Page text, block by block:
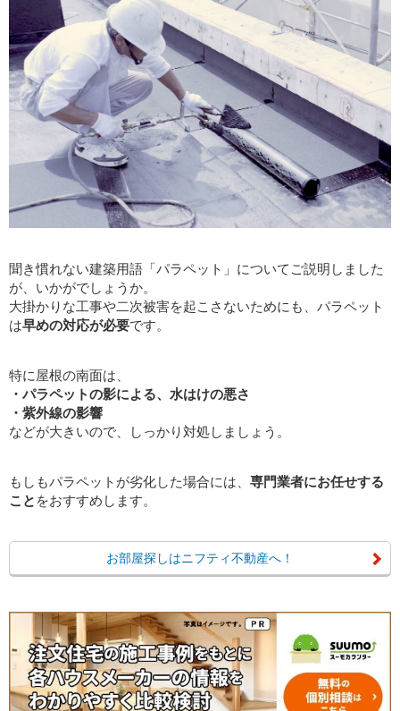
聞き慣れない建築用語「パラペット」についてご説明しました
が、いかがでしょうか。
大掛かりな工事や二次被害を起こさないためにも、パラペット
は早めの対応が必要です。
特に屋根の南面は、
・パラペットの影による、水はけの悪さ
・紫外線の影響
などが大きいので、しっかり対処しましょう。
もしもパラペットが劣化した場合には、 専門業者にお任せする
こと をおすすめします。
お部屋探しはニフティ不動産へ！